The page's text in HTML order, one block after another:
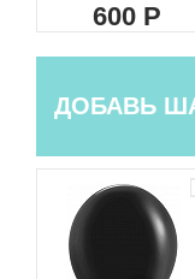
600
ДОБАВЬ